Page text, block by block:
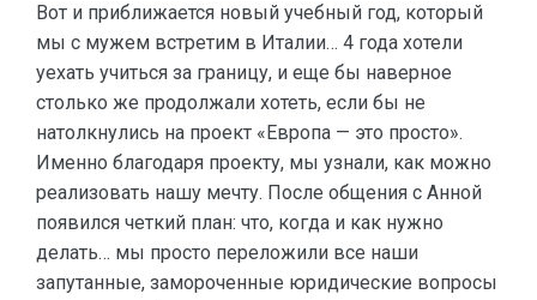
Вот и приближается новый учебный год, который
мы с мужем встретим в Италии… 4 года хотели
уехать учиться за границу, и еще бы наверное
столько же продолжали хотеть, если бы не
натолкнулись на проект «Европа — это просто».
Именно благодаря проекту, мы узнали, как можно
реализовать нашу мечту. После общения с Анной
появился четкий план: что, когда и как нужно
делать… мы просто переложили все наши
запутанные, замороченные юридические вопросы